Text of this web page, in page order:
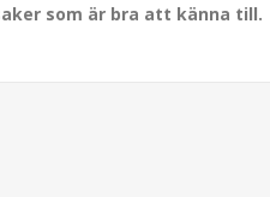
som är bra att känna till.